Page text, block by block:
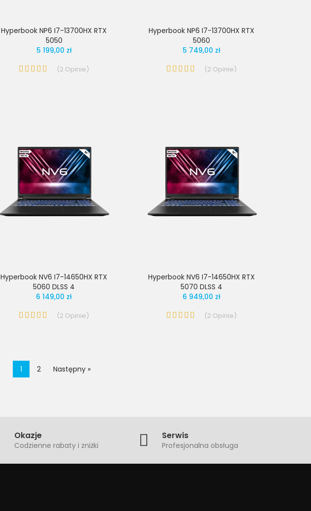
Hyperbook NP6 I7-13700HX RTX
5050
5 199,00 zł
(2 Opinie)
Hyperbook NP6 I7-13700HX RTX
5060
5 749,00 zł
(2 Opinie)
Hyperbook NV6 I7-14650HX RTX
5060 DLSS 4
6 149,00 zł
(2 Opinie)
Hyperbook NV6 I7-14650HX RTX
5070 DLSS 4
6 949,00 zł
(2 Opinie)
1 2 Następny »
Okazje
Codzienne rabaty i zniżki
Serwis
Profesjonalna obsługa